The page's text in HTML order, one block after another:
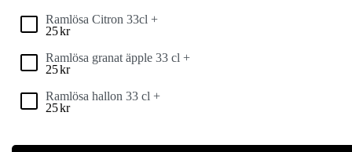
Ramlösa Citron 33cl +
25kr
Ramlösa granat äpple 33 cl +
25kr
Ramlösa hallon 33 cl +
25kr